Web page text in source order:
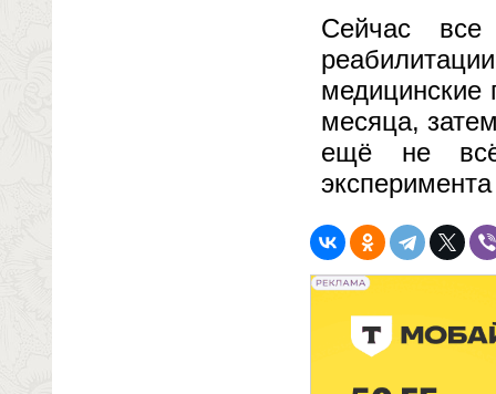
Сейчас все
медицинские
месяца,
ещё не